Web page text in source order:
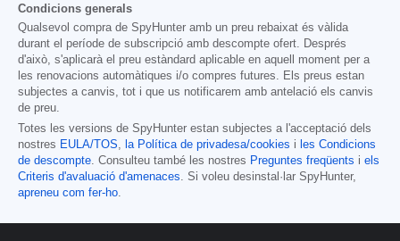
Condicions generals
Qualsevol compra de SpyHunter amb un preu rebaixat és vàlida
durant el període de subscripció amb descompte ofert. Després
d'això, s'aplicarà el preu estàndard aplicable en aquell moment per a
les renovacions automàtiques i/o compres futures. Els preus estan
subjectes a canvis, tot i que us notificarem amb antelació els canvis
de preu.
Totes les versions de SpyHunter estan subjectes a l'acceptació dels
nostres EULA/TOS la Política de privadesa/cookies i les Condicions
de descompte . Consulteu també les nostres Preguntes freqüents i els
Criteris d'avaluació d'amenaces . Si voleu desinstal·lar SpyHunter,
apreneu com fer-ho